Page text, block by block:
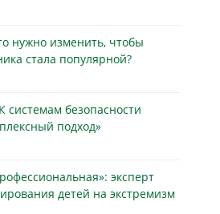
нужно изменить, чтобы
стала популярной?
системам безопасности
подход»
эксперт
детей на экстремизм